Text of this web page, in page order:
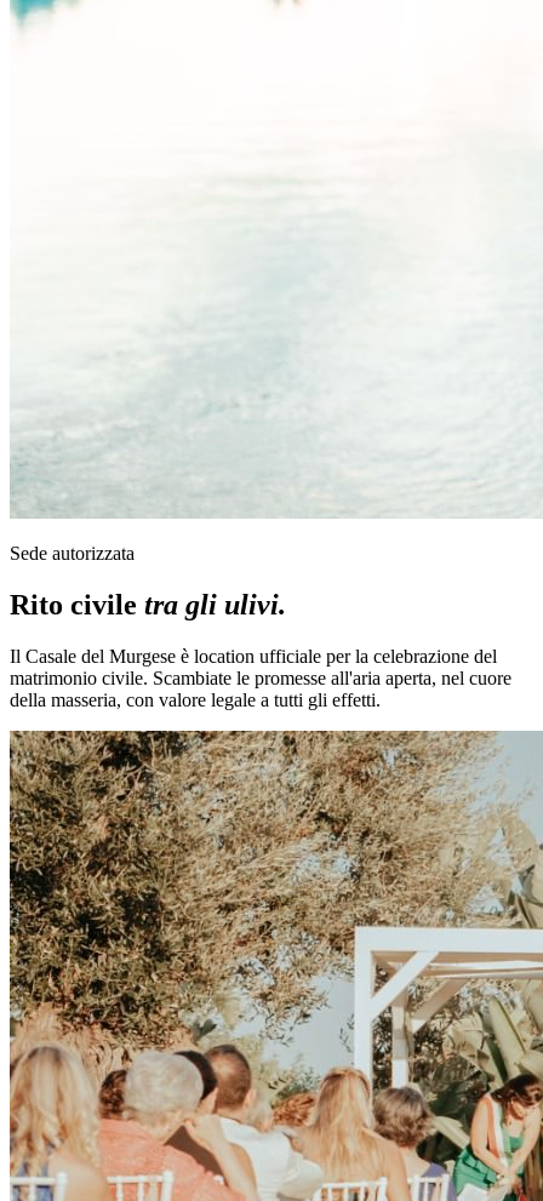
Sede autorizzata
Rito civile tra gli ulivi.
Il Casale del Murgese è location ufficiale per la celebrazione del
matrimonio civile. Scambiate le promesse all'aria aperta, nel cuore
della masseria, con valore legale a tutti gli effetti.